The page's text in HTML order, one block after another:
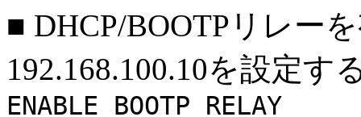
■ DHCP/BOOTPリレー
192.168.100.10を設定す
ENABLE BOOTP RELAY